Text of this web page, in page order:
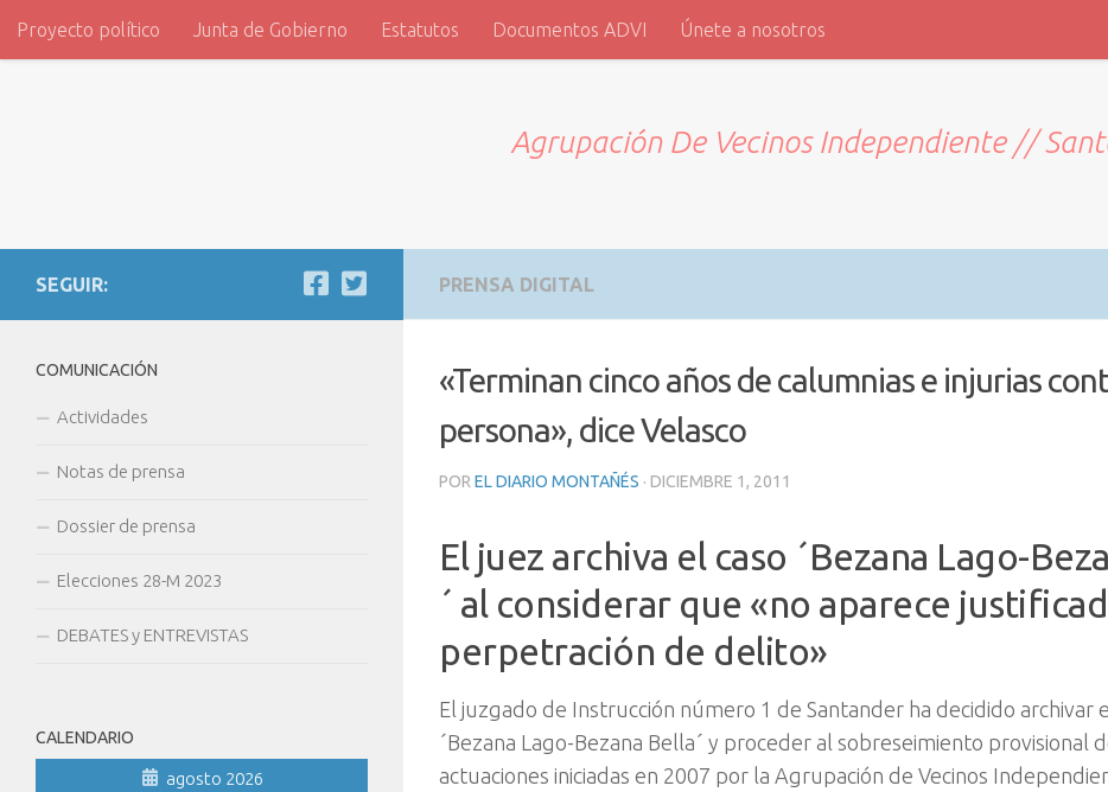
Saltar al contenido
Proyecto político Junta de Gobierno Estatutos Documentos ADVI Únete a nosotros
Agrupación De Vecinos Independiente //
PRENSA DIGITAL
«Terminan cinco años de calumnias e injurias
persona», dice Velasco
POR EL DIARIO MONTAÑÉS · DICIEMBRE 1, 2011
El juez archiva el caso ´Bezana Lago-
´ al considerar que «no aparece
perpetración de delito»
El juzgado de Instrucción número 1 de Santander ha decidido archivar
´Bezana Lago-Bezana Bella´ y proceder al sobreseimiento provisional
actuaciones iniciadas en 2007 por la Agrupación de Vecinos
SEGUIR:
COMUNICACIÓN
Actividades
Notas de prensa
Dossier de prensa
Elecciones 28-M 2023
DEBATES y ENTREVISTAS
CALENDARIO
agosto 2026